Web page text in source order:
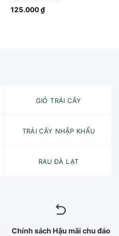
125.000₫
GIỎ TRÁI CÂY
TRÁI CÂY NHẬP KHẨU
RAU ĐÀ LẠT
Chính sách Hậu mãi chu đáo